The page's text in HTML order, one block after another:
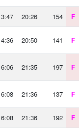
20:26 154 F
20:50 141 F
21:35 197 F
21:36 137 F
21:36 192 F